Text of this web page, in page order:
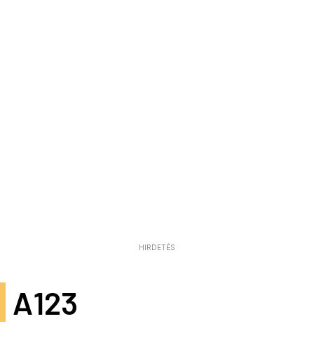
HIRDETÉS
A123